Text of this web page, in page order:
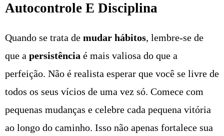
Autocontrole E Disciplina
Quando se trata de mudar hábitos, lembre-se de
que a persistência é mais valiosa do que a
perfeição. Não é realista esperar que você se livre de
todos os seus vícios de uma vez só. Comece com
pequenas mudanças e celebre cada pequena vitória
ao longo do caminho. Isso não apenas fortalece sua